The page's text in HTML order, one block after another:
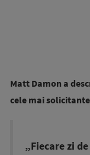
Matt Damon a
cele mai
„Fiecare zi